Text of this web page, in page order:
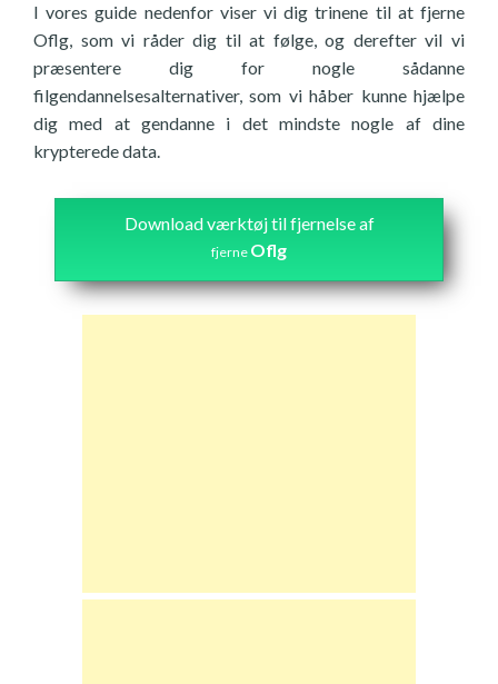
I vores guide nedenfor viser vi dig trinene til at fjerne
Oflg, som vi råder dig til at følge, og derefter vil vi
præsentere dig for nogle sådanne
filgendannelsesalternativer, som vi håber kunne hjælpe
dig med at gendanne i det mindste nogle af dine
krypterede data.
Download værktøj til fjernelse af
fjerne Oflg